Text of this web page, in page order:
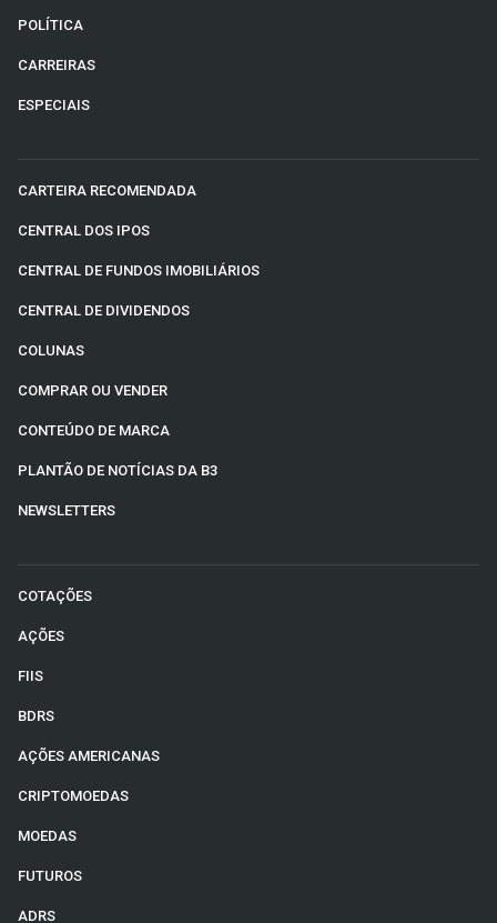
POLÍTICA
CARREIRAS
ESPECIAIS
CARTEIRA RECOMENDADA
CENTRAL DOS IPOS
CENTRAL DE FUNDOS IMOBILIÁRIOS
CENTRAL DE DIVIDENDOS
COLUNAS
COMPRAR OU VENDER
CONTEÚDO DE MARCA
PLANTÃO DE NOTÍCIAS DA B3
NEWSLETTERS
COTAÇÕES
AÇÕES
FIIS
BDRS
AÇÕES AMERICANAS
CRIPTOMOEDAS
MOEDAS
FUTUROS
ADRS